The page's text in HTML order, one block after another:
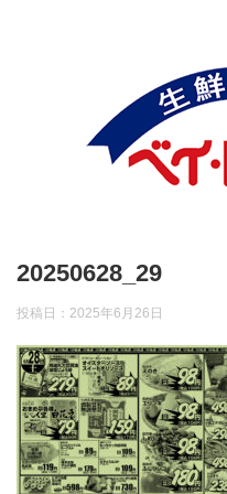
20250628_29
投稿日： 2025年6月26日